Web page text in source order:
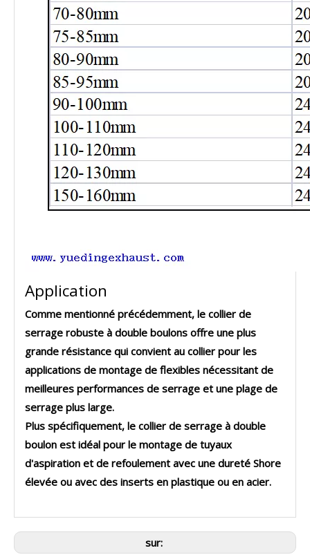
Application
Comme mentionné précédemment, le collier de
serrage robuste à double boulons offre une plus
grande résistance qui convient au collier pour les
applications de montage de flexibles nécessitant de
meilleures performances de serrage et une plage de
serrage plus large.
Plus spécifiquement, le collier de serrage à double
boulon est idéal pour le montage de tuyaux
d'aspiration et de refoulement avec une dureté Shore
élevée ou avec des inserts en plastique ou en acier.
sur: